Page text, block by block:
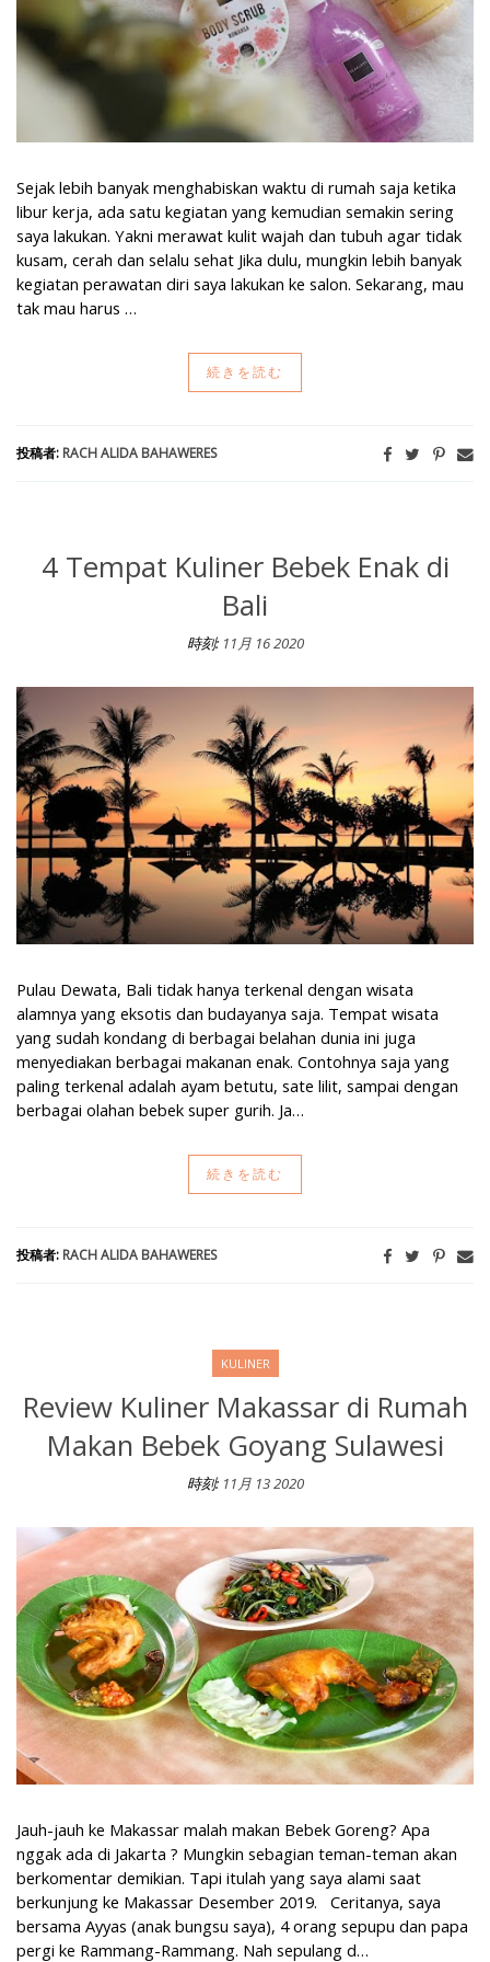
Sejak lebih banyak menghabiskan waktu di rumah saja ketika
libur kerja, ada satu kegiatan yang kemudian semakin sering
saya lakukan. Yakni merawat kulit wajah dan tubuh agar tidak
kusam, cerah dan selalu sehat Jika dulu, mungkin lebih banyak
kegiatan perawatan diri saya lakukan ke salon. Sekarang, mau
tak mau harus …
続きを読む
投稿者: RACH ALIDA BAHAWERES
4 Tempat Kuliner Bebek Enak di
Bali
時刻: 11月 16 2020
4 Tempat Kuliner Bebek Enak di Bali
Pulau Dewata, Bali tidak hanya terkenal dengan wisata
alamnya yang eksotis dan budayanya saja. Tempat wisata
yang sudah kondang di berbagai belahan dunia ini juga
menyediakan berbagai makanan enak. Contohnya saja yang
paling terkenal adalah ayam betutu, sate lilit, sampai dengan
berbagai olahan bebek super gurih. Ja…
続きを読む
投稿者: RACH ALIDA BAHAWERES
KULINER
Review Kuliner Makassar di Rumah
Makan Bebek Goyang Sulawesi
時刻: 11月 13 2020
Review Kuliner Makassar di Rumah Makan Bebek Goyang
Jauh-jauh ke Makassar malah makan Bebek Goreng? Apa
nggak ada di Jakarta ? Mungkin sebagian teman-teman akan
berkomentar demikian. Tapi itulah yang saya alami saat
berkunjung ke Makassar Desember 2019. Ceritanya, saya
bersama Ayyas (anak bungsu saya), 4 orang sepupu dan papa
pergi ke Rammang-Rammang. Nah sepulang d…